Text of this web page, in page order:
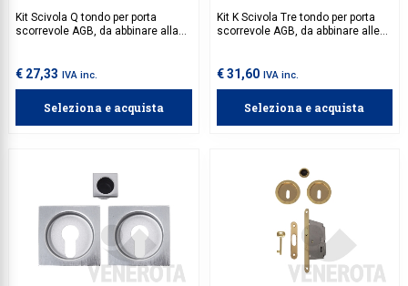
Kit Scivola Q tondo per porta
scorrevole AGB, da abbinare alla
scomparsa.
€ 27,33 IVA inc.
Seleziona e acquista
Kit K Scivola Tre tondo per porta
scorrevole AGB, da abbinare alle
€ 31,60 IVA inc.
Seleziona e acquista